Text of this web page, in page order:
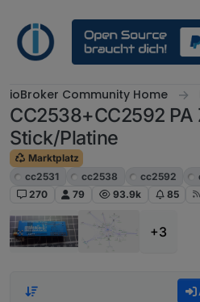
ioBroker Community Home
CC2538+CC2592 PA
Stick/Platine
Marktplatz
cc2531
cc2538 cc2592
270
79 93.9k 85
+3